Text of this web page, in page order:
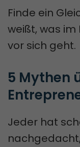
Finde ein
weißt, was
vor sich geht.
5 Mythen
Jeder hat